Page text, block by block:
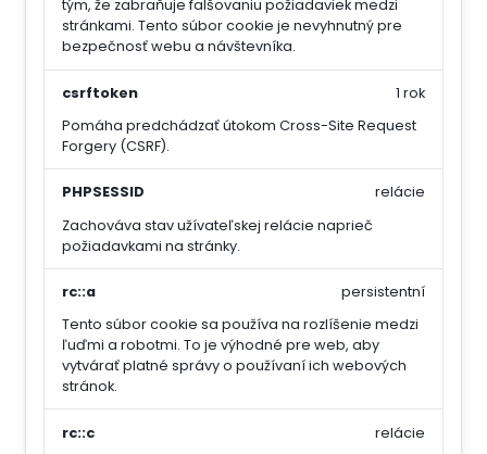
tým, že zabraňuje falšovaniu požiadaviek medzi
stránkami. Tento súbor cookie je nevyhnutný pre
bezpečnosť webu a návštevníka.
csrftoken
Pomáha predchádzať útokom Cross-Site Request
Forgery (CSRF).
1 rok
PHPSESSID
Zachováva stav užívateľskej relácie naprieč
požiadavkami na stránky.
relácie
rc::a
Tento súbor cookie sa používa na rozlíšenie medzi
ľuďmi a robotmi. To je výhodné pre web, aby
vytvárať platné správy o používaní ich webových
stránok.
persistentní
rc::c
relácie